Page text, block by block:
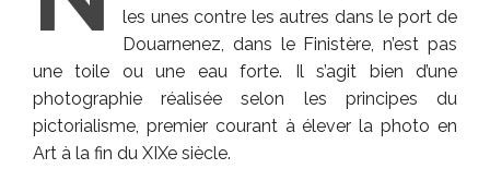
les unes contre les autres dans le port de
Douarnenez, dans le Finistère, n’est pas
une toile ou une eau forte. Il s’agit bien d’une
photographie réalisée selon les principes du
pictorialisme, premier courant à élever la photo en
Art à la fin du XIXe siècle.